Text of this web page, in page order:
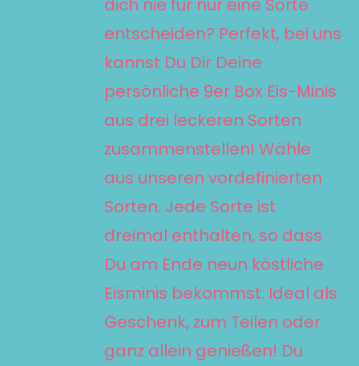
dich nie für nur eine Sorte
entscheiden? Perfekt, bei uns
kannst Du Dir Deine
persönliche 9er Box Eis-Minis
aus drei leckeren Sorten
zusammenstellen! Wähle
aus unseren vordefinierten
Sorten. Jede Sorte ist
dreimal enthalten, so dass
Du am Ende neun köstliche
Eisminis bekommst. Ideal als
Geschenk, zum Teilen oder
ganz allein genießen! Du